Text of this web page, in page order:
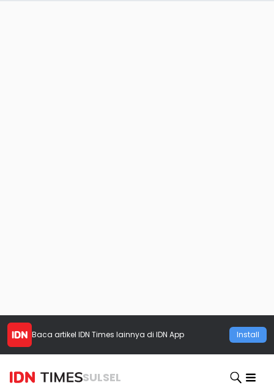
Baca artikel IDN Times lainnya di IDN App Install
SULSEL